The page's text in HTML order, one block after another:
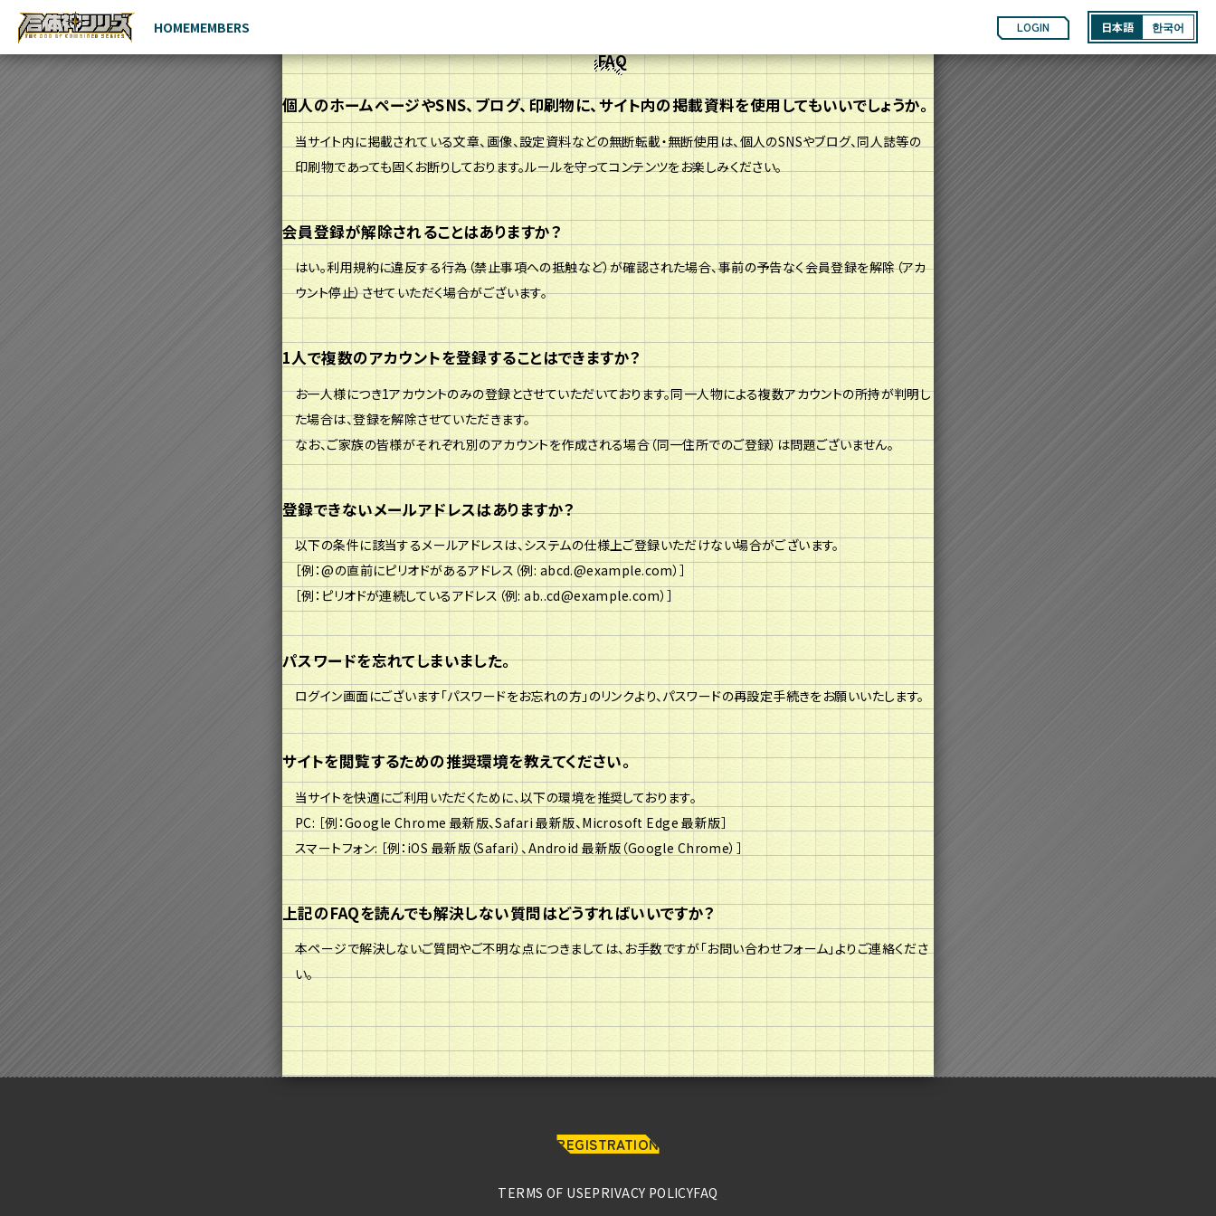
HOMEMEMBERS LOGIN 日本語 한국어
HOME
MEMBERS
FAQ
個人のホームページやSNS、ブログ、印刷物に、サイト内の掲載資料を使用してもいいでしょうか。
当サイト内に掲載されている文章、画像、設定資料などの無断転載・無断使用は、個人のSNSやブログ、同人誌等の
印刷物であっても固くお断りしております。ルールを守ってコンテンツをお楽しみください。
会員登録が解除されることはありますか？
はい。利用規約に違反する行為（禁止事項への抵触など）が確認された場合、事前の予告なく会員登録を解除（アカ
ウント停止）させていただく場合がございます。
1人で複数のアカウントを登録することはできますか？
お一人様につき1アカウントのみの登録とさせていただいております。同一人物による複数アカウントの所持が判明し
た場合は、登録を解除させていただきます。
なお、ご家族の皆様がそれぞれ別のアカウントを作成される場合（同一住所でのご登録）は問題ございません。
登録できないメールアドレスはありますか？
以下の条件に該当するメールアドレスは、システムの仕様上ご登録いただけない場合がございます。
［例：@の直前にピリオドがあるアドレス（例: abcd.@example.com）］
［例：ピリオドが連続しているアドレス（例: ab..cd@example.com）］
パスワードを忘れてしまいました。
ログイン画面にございます「パスワードをお忘れの方」のリンクより、パスワードの再設定手続きをお願いいたします。
サイトを閲覧するための推奨環境を教えてください。
当サイトを快適にご利用いただくために、以下の環境を推奨しております。
PC: ［例：Google Chrome 最新版、Safari 最新版、Microsoft Edge 最新版］
スマートフォン: ［例：iOS 最新版（Safari）、Android 最新版（Google Chrome）］
上記のFAQを読んでも解決しない質問はどうすればいいですか？
本ページで解決しないご質問やご不明な点につきましては、お手数ですが「お問い合わせフォーム」よりご連絡くださ
い。
REGISTRATION
TERMS OF USEPRIVACY POLICYFAQ